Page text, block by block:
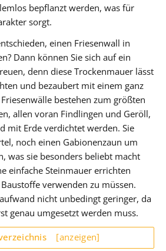
bepflanzt werden, was für
sorgt.
einen Friesenwall in
Dann können Sie sich auf ein
denn diese Trockenmauer lässt
und bezaubert mit einem ganz
bestehen zum größten
allen voran Findlingen und Geröll,
mit Erde verdichtet werden. Sie
noch einen Gabionenzaun um
was sie besonders beliebt macht
einfache Steinmauer errichten
verwenden zu müssen.
nicht unbedingt geringer, da
genau umgesetzt werden muss.
[anzeigen]